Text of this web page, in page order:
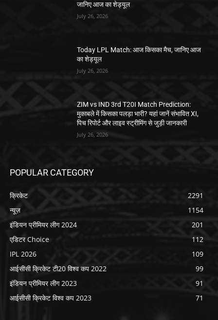
जानिए आज का शेड्यूल
July 26, 2026
Today LPL Match: आज किसका मैच, जानिए आज
का शेड्यूल
July 26, 2026
ZIM vs IND 3rd T20I Match Prediction:
मुकाबले में किसका पलड़ा भारी? यहां जानें संभावित XI,
पिच रिपोर्ट और लाइव स्ट्रीमिंग से जुड़ी जानकारी
July 26, 2026
POPULAR CATEGORY
क्रिकेट
2291
न्यूज़
1154
इंडियन प्रीमियर लीग 2024
201
एडिटर Choice
112
IPL 2026
109
आईसीसी क्रिकेट टी20 विश्व कप 2022
99
इंडियन प्रीमियर लीग 2023
91
आईसीसी क्रिकेट विश्व कप 2023
71